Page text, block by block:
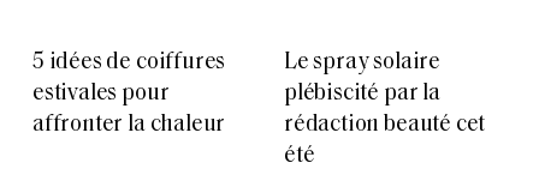
5 idées de coiffures
estivales pour
affronter la chaleur
Le spray solaire
plébiscité par la
rédaction beauté cet
été